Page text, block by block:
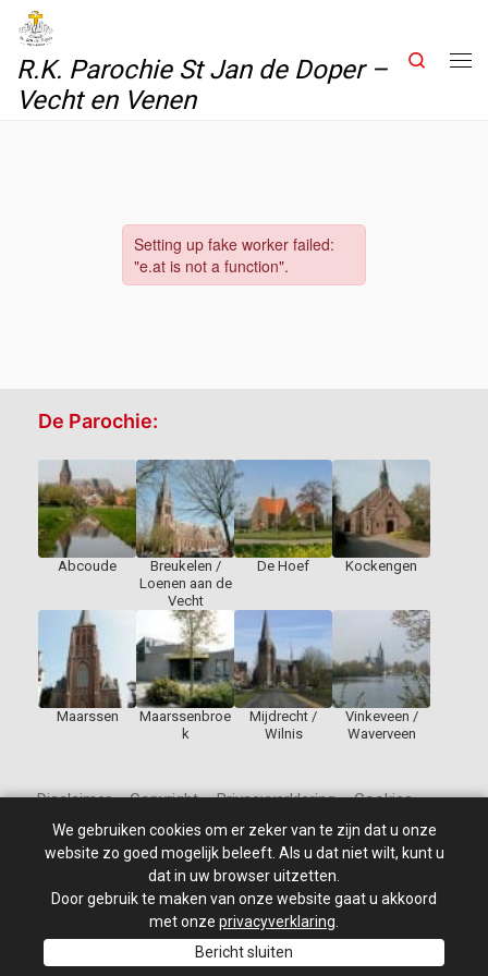
Skip to content
R.K. Parochie St Jan de Doper –
Vecht en Venen
Search
De Parochie:
Abcoude
Breukelen /
Loenen aan de
Vecht
De Hoef Kockengen
Maarssen
Maarssenbroe
k
Mijdrecht /
Wilnis
Vinkeveen /
Waverveen
Disclaimer – Copyright – Privacyverklaring – Cookies
© 2010 - 2026 St Jan de Doper – Alle rechten voorbehouden.
Site ontwikkeld door: PixelBroeder - Website realisatie door
MKSHOP
We gebruiken cookies om er zeker van te zijn dat u onze
website zo goed mogelijk beleeft. Als u dat niet wilt, kunt u
dat in uw browser uitzetten.
Door gebruik te maken van onze website gaat u akkoord
met onze privacyverklaring
Bericht sluiten